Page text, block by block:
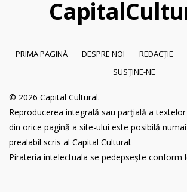
Capital
PRIMA PAGINĂ DESPRE NOI REDACȚIE
SUSȚINE-NE
© 2026 Capital Cultural.
Reproducerea integrală sau parțială a
din orice pagină a site-ului este posibilă
prealabil scris al Capital Cultural.
Pirateria intelectuala se pedepsește conform